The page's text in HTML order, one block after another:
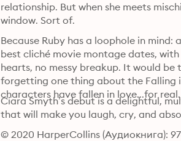
relationship. But when she meets
window. Sort of.
Because Ruby has a loophole in mind:
best cliché movie montage dates,
hearts, no messy breakup. It would
forgetting one thing about the Falling
characters have fallen in love...for real.
Ciara Smyth’s debut is a delightful,
that will make you laugh, cry, and
© 2020 HarperCollins (Аудиокнига):